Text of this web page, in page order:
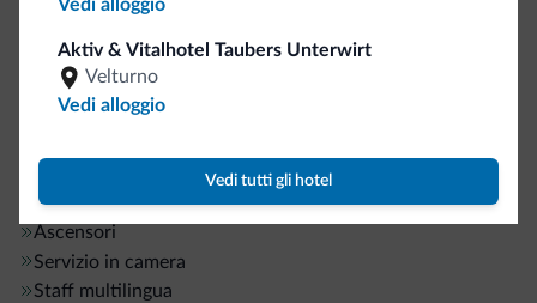
Pesca 1 km
Rafting
Bancomat/ATM 1 km
Ascensori
Servizio in camera
Staff multilingua
Vedi alloggio
Aktiv & Vitalhotel Taubers Unterwirt
Velturno
Vedi alloggio
Vedi tutti gli hotel